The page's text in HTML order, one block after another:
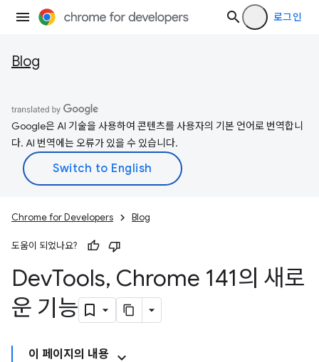
로그인
Blog
Google은 AI 기술을 사용하여 콘텐츠를 사용자의 기본 언어로 번역합니
다. AI 번역에는 오류가 있을 수 있습니다.
Chrome for Developers Blog
도움이 되었나요?
DevTools, Chrome 141의 새로
운 기능
이 페이지의 내용